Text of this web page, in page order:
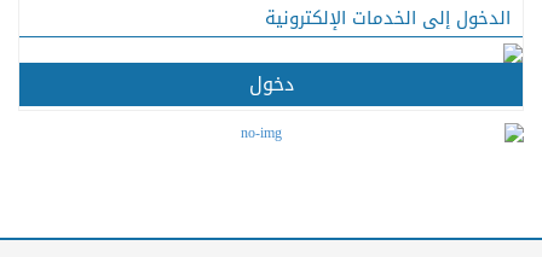
الدخول إلى الخدمات الإلكترونية
دخول